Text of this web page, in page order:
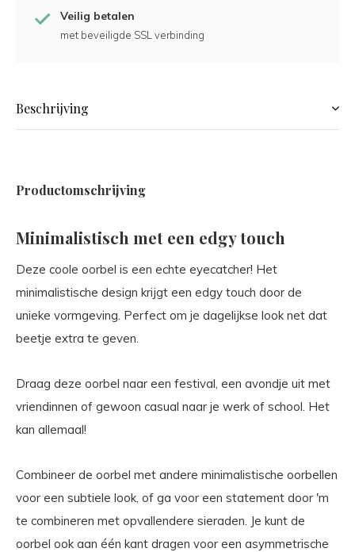
Veilig betalen
met beveiligde SSL verbinding
Beschrijving
Productomschrijving
Minimalistisch met een edgy touch
Deze coole oorbel is een echte eyecatcher! Het
minimalistische design krijgt een edgy touch door de
unieke vormgeving. Perfect om je dagelijkse look net dat
beetje extra te geven.
Draag deze oorbel naar een festival, een avondje uit met
vriendinnen of gewoon casual naar je werk of school. Het
kan allemaal!
Combineer de oorbel met andere minimalistische oorbellen
voor een subtiele look, of ga voor een statement door 'm
te combineren met opvallendere sieraden. Je kunt de
oorbel ook aan één kant dragen voor een asymmetrische